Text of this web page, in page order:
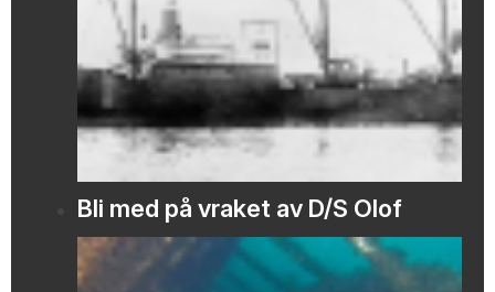
Bli med på vraket av D/S Olof